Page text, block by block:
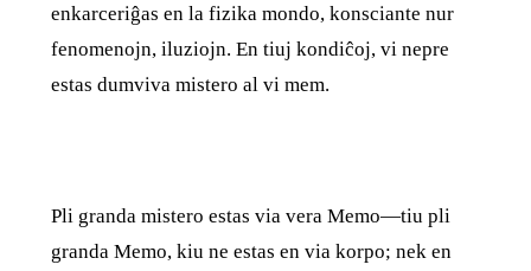
enkarceriĝas en la fizika mondo, konsciante nur
fenomenojn, iluziojn. En tiuj kondiĉoj, vi nepre
estas dumviva mistero al vi mem.
Pli granda mistero estas via vera Memo—tiu pli
granda Memo, kiu ne estas en via korpo; nek en